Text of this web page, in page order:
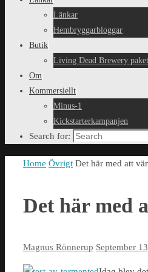
Länkar
Hembryggarbloggar
Butik
Living Dead Brewery paket
Om
Kommersiellt
Minus-1
Kickstarterkampanjen
Search for:
Home Övrigt Det här med att
Det här med
Magnus Rönnerup September